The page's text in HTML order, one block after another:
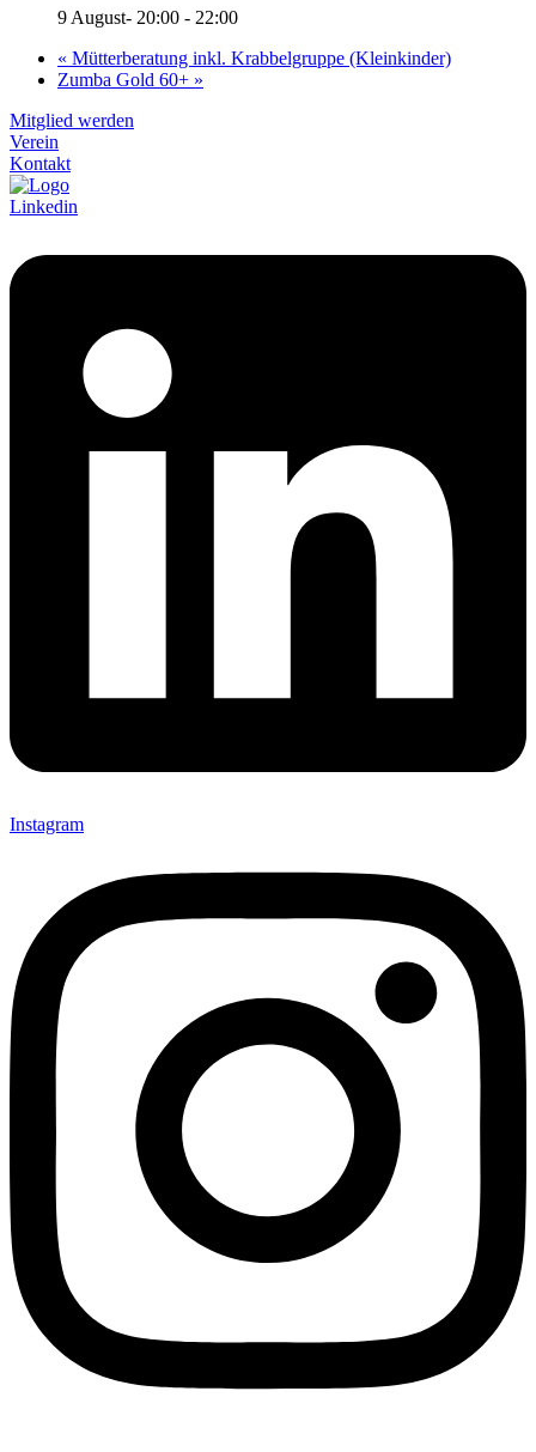
9 August- 20:00 - 22:00
« Mütterberatung inkl. Krabbelgruppe (Kleinkinder)
Zumba Gold 60+ »
Mitglied werden
Verein
Kontakt
Linkedin
Instagram